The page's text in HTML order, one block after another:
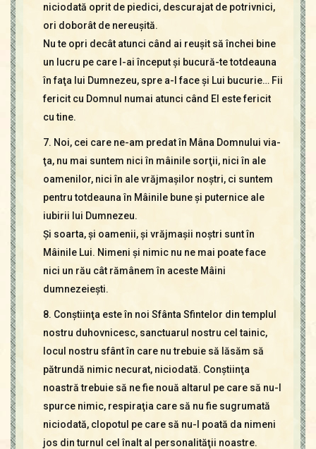
niciodată oprit de piedici, descurajat de potrivnici,
ori doborât de nereuşită.
Nu te opri decât atunci când ai reuşit să închei bine
un lucru pe care l-ai început şi bucură-te totdeauna
în faţa lui Dumnezeu, spre a-I face şi Lui bucurie… Fii
fericit cu Domnul numai atunci când El este fericit
cu tine.
7. Noi, cei care ne-am predat în Mâna Domnului via­
ţa, nu mai suntem nici în mâinile sorţii, nici în ale
oamenilor, nici în ale vrăjmaşilor noştri, ci suntem
pentru totdeauna în Mâinile bune şi puternice ale
iubirii lui Dumnezeu.
Şi soarta, şi oamenii, şi vrăjmaşii noştri sunt în
Mâinile Lui. Nimeni şi nimic nu ne mai poate face
nici un rău cât rămânem în aceste Mâini
dumnezeieşti.
8. Conştiinţa este în noi Sfânta Sfintelor din templul
nostru duhovnicesc, sanctuarul nostru cel tainic,
locul nostru sfânt în care nu trebuie să lăsăm să
pătrundă nimic necurat, niciodată. Conştiinţa
noastră trebuie să ne fie nouă altarul pe care să nu-l
spurce nimic, respiraţia care să nu fie sugrumată
niciodată, clopotul pe care să nu-l poată da nimeni
jos din turnul cel înalt al personalităţii noastre.